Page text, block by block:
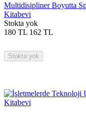
Multidisipliner Boyutta
Kitabevi
Stokta yok
180 TL 162 TL
Stokta yok